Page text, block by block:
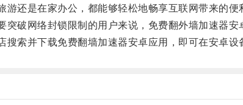
还是在家办公，都能够轻松地畅享互联网带来的便
破网络封锁限制的用户来说，免费翻外墙加速器安
索并下载免费翻墙加速器安卓应用，即可在安卓设